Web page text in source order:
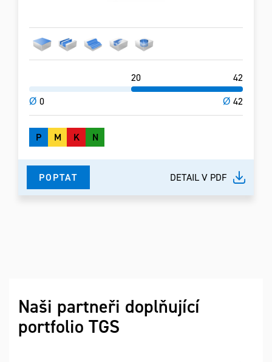
Ø 0 Ø 42
20 42
P M K N
POPTAT DETAIL V PDF
Naši partneři doplňující
portfolio TGS